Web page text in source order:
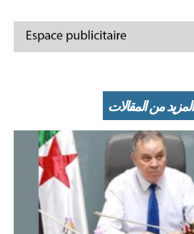
المزيد من المقالات